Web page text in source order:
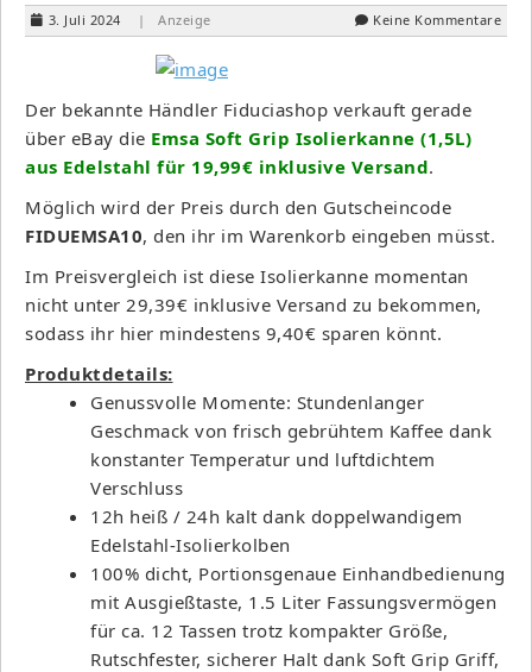
3. Juli 2024 | Anzeige Keine Kommentare
Der bekannte Händler Fiduciashop verkauft gerade
über eBay die Emsa Soft Grip Isolierkanne (1,5L)
aus Edelstahl für 19,99€ inklusive Versand.
Möglich wird der Preis durch den Gutscheincode
FIDUEMSA10, den ihr im Warenkorb eingeben müsst.
Im Preisvergleich ist diese Isolierkanne momentan
nicht unter 29,39€ inklusive Versand zu bekommen,
sodass ihr hier mindestens 9,40€ sparen könnt.
Produktdetails:
Genussvolle Momente: Stundenlanger
Geschmack von frisch gebrühtem Kaffee dank
konstanter Temperatur und luftdichtem
Verschluss
12h heiß / 24h kalt dank doppelwandigem
Edelstahl-Isolierkolben
100% dicht, Portionsgenaue Einhandbedienung
mit Ausgießtaste, 1.5 Liter Fassungsvermögen
für ca. 12 Tassen trotz kompakter Größe,
Rutschfester, sicherer Halt dank Soft Grip Griff,